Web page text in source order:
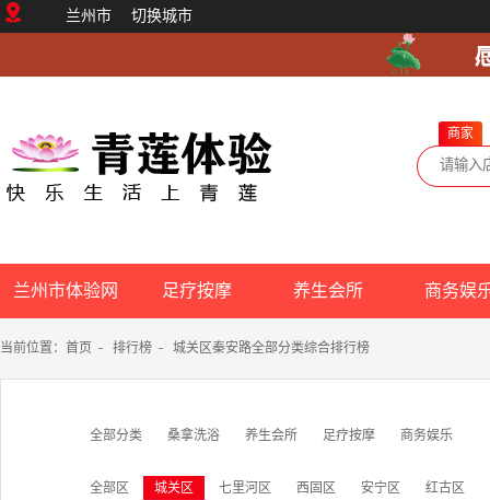
兰州市 切换城市
商家
兰州市体验网 足疗按摩 养生会所 商务娱
当前位置： 首页 - 排行榜 - 城关区秦安路全部分类综合排行榜
全部分类 桑拿洗浴 养生会所 足疗按摩 商务娱乐
全部区 城关区 七里河区 西固区 安宁区 红古区